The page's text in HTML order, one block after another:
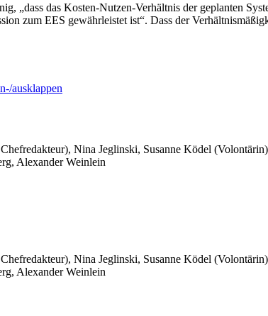
„dass das Kosten-Nutzen-Verhältnis der geplanten
zum EES gewährleistet ist“. Dass der
ausklappen
Nina Jeglinski, Susanne Ködel
Alexander Weinlein
Nina Jeglinski, Susanne Ködel
Alexander Weinlein